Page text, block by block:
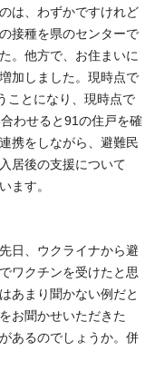
は、わずかですけれど
接種を県のセンターで
。他方で、お住まいに
加しました。現時点で
ことになり、現時点で
わせると91の住戸を確
携をしながら、避難民
居後の支援について
ます。
日、ウクライナから避
ワクチンを受けたと思
あまり聞かない例だと
お聞かせいただきた
あるのでしょうか。併